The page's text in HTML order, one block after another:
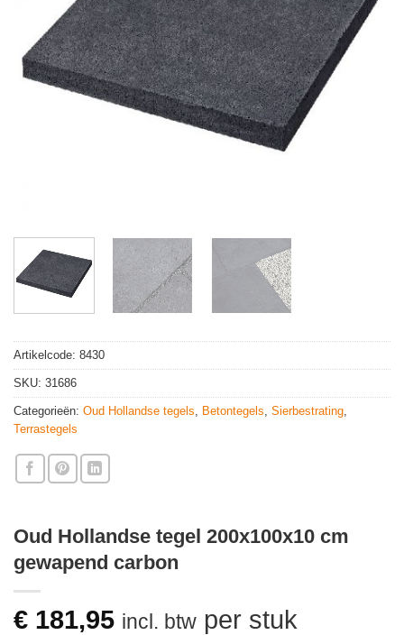
Artikelcode: 8430
SKU: 31686
Categorieën: Oud Hollandse tegels Betontegels Sierbestrating
Terrastegels
Oud Hollandse tegel 200x100x10 cm
gewapend carbon
€ 181,95 incl. btw per stuk